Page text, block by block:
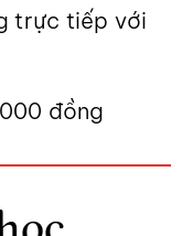
trực tiếp với
đồng